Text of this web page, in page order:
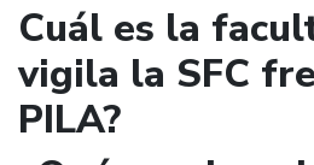
Cuál es la
vigila la SFC
PILA?